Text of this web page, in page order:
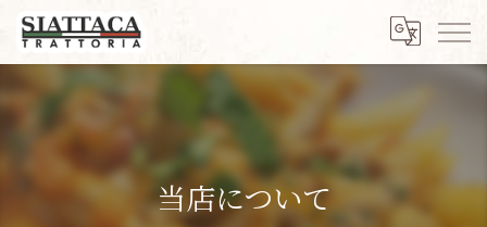
当店について